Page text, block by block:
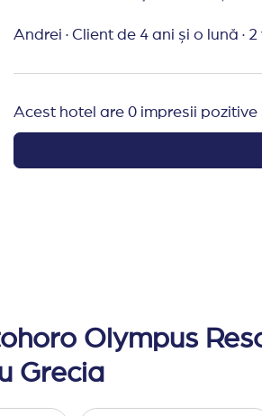
pe noapte
camera pe noapte
2 euro pe camera pe noapte
euro pe camera pe noapte
cazarea turistilor care nu
Andrei · Client de 4 ani și o lună · 2
Acest hotel are 0 impresii
Olympus
Grecia